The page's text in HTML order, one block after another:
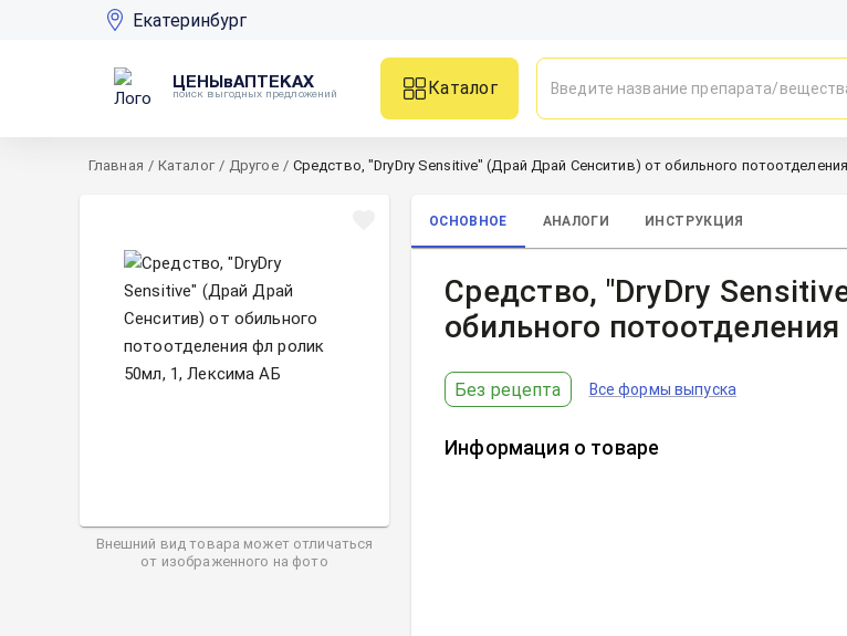
Екатеринбург
ЦЕНЫвАПТЕКАХ
поиск выгодных предложений
Каталог
Главная / Каталог / Другое / Средство, "DryDry Sensitive" (Драй Драй Сенситив) от обильного
Внешний вид товара может отличаться
от изображенного на фото
ОСНОВНОЕ АНАЛОГИ ИНСТРУКЦИЯ
Средство, "DryDry
обильного
Без рецепта Все формы выпуска
Информация о товаре